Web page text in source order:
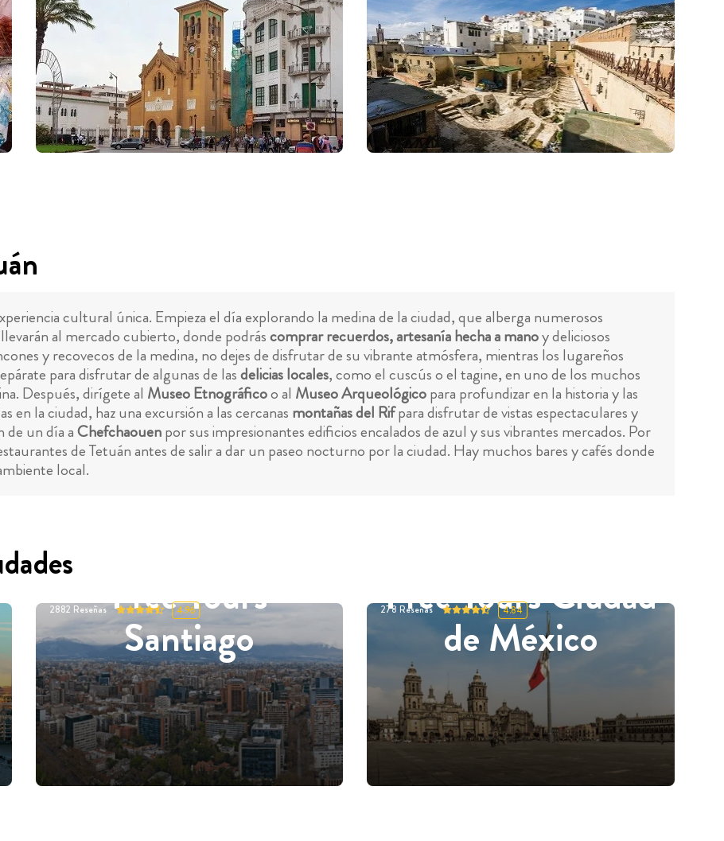
cultural única. Empieza el día explorando la medina de la ciudad, que alberga numerosos
al mercado cubierto, donde podráscomprar recuerdos, artesanía hecha a manoy deliciosos
y recovecos de la medina, no dejes de disfrutar de su vibrante atmósfera, mientras los lugareños
para disfrutar de algunas de lasdelicias locales, como el cuscús o el tagine, en uno de los muchos
Después, dirígete al Museo Etnográficoo al Museo Arqueológicopara profundizar en la historia y las
en la ciudad, haz una excursión a las cercanas montañas del Rifpara disfrutar de vistas espectaculares y
de un día aChefchaouenpor sus impresionantes edificios encalados de azul y sus vibrantes mercados. Por
de Tetuán antes de salir a dar un paseo nocturno por la ciudad. Hay muchos bares y cafés donde
local.
Free Tours
Santiago
2882 Reseñas 4.96 Free Tours Ciudad
de México
278 Reseñas 4.84